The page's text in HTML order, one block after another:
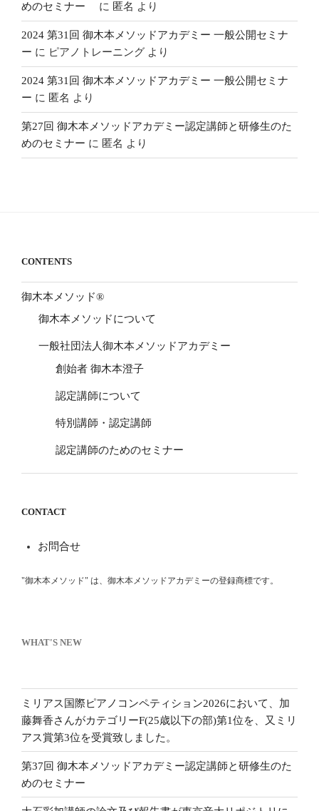
めのセミナー
に 匿名 より
2024 第31回 御木本メソッドアカデミー 一般公開セミナ
ー に ピアノトレーニング より
2024 第31回 御木本メソッドアカデミー 一般公開セミナ
ー に 匿名 より
第27回 御木本メソッドアカデミー認定講師と研修生のた
めのセミナー に 匿名 より
CONTENTS
御木本メソッド®
御木本メソッドについて
一般社団法人御木本メソッドアカデミー
創始者 御木本澄子
認定講師について
特別講師・認定講師
認定講師のためのセミナー
CONTACT
お問合せ
"御木本メソッド" は、御木本メソッドアカデミーの登録商標です。
WHAT'S NEW
ミリアス国際ピアノコンペティション2026において、加
藤舞香さんがカテゴリーF(25歳以下の部)第1位を、又ミリ
アス賞第3位を受賞致しました。
第37回 御木本メソッドアカデミー認定講師と研修生のた
めのセミナー